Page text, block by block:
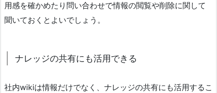
用感を確かめたり問い合わせで情報の閲覧や削除に関して
聞いておくとよいでしょう。
ナレッジの共有にも活用できる
社内wikiは情報だけでなく、ナレッジの共有にも活用するこ